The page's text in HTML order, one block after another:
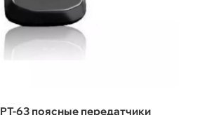
63 поясные передатчики